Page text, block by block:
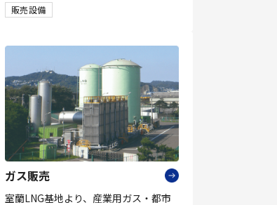
販売設備
ガス販売
室蘭LNG基地より、産業用ガス・都市